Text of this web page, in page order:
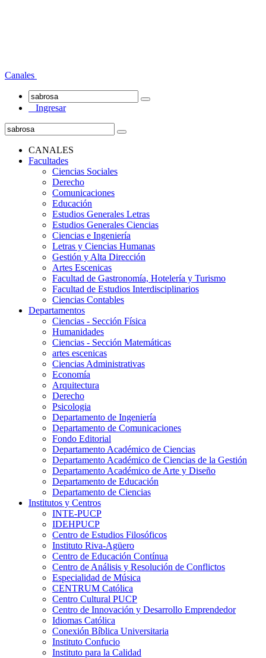
Canales
Ingresar
CANALES
Facultades
Ciencias Sociales
Derecho
Comunicaciones
Educación
Estudios Generales Letras
Estudios Generales Ciencias
Ciencias e Ingeniería
Letras y Ciencias Humanas
Gestión y Alta Dirección
Artes Escenicas
Facultad de Gastronomía, Hotelería y Turismo
Facultad de Estudios Interdisciplinarios
Ciencias Contables
Departamentos
Ciencias - Sección Física
Humanidades
Ciencias - Sección Matemáticas
artes escenicas
Ciencias Administrativas
Economía
Arquitectura
Derecho
Psicologia
Departamento de Ingeniería
Departamento de Comunicaciones
Fondo Editorial
Departamento Académico de Ciencias
Departamento Académico de Ciencias de la Gestión
Departamento Académico de Arte y Diseño
Departamento de Educación
Departamento de Ciencias
Institutos y Centros
INTE-PUCP
IDEHPUCP
Centro de Estudios Filosóficos
Instituto Riva-Agüero
Centro de Educación Contínua
Centro de Análisis y Resolución de Conflictos
Especialidad de Música
CENTRUM Católica
Centro Cultural PUCP
Centro de Innovación y Desarrollo Emprendedor
Idiomas Católica
Conexión Bíblica Universitaria
Instituto Confucio
Instituto para la Calidad